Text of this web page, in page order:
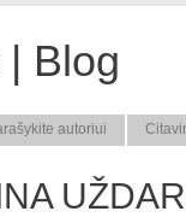
Blog
autoriui